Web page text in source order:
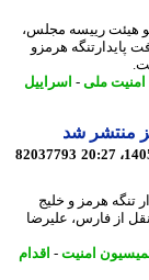
رییسه مجلس،
هرمزو
ملی -اسراییل
شد
82037793
هرمز و خلیج
فارس، علیرضا
امنیت-اقدام